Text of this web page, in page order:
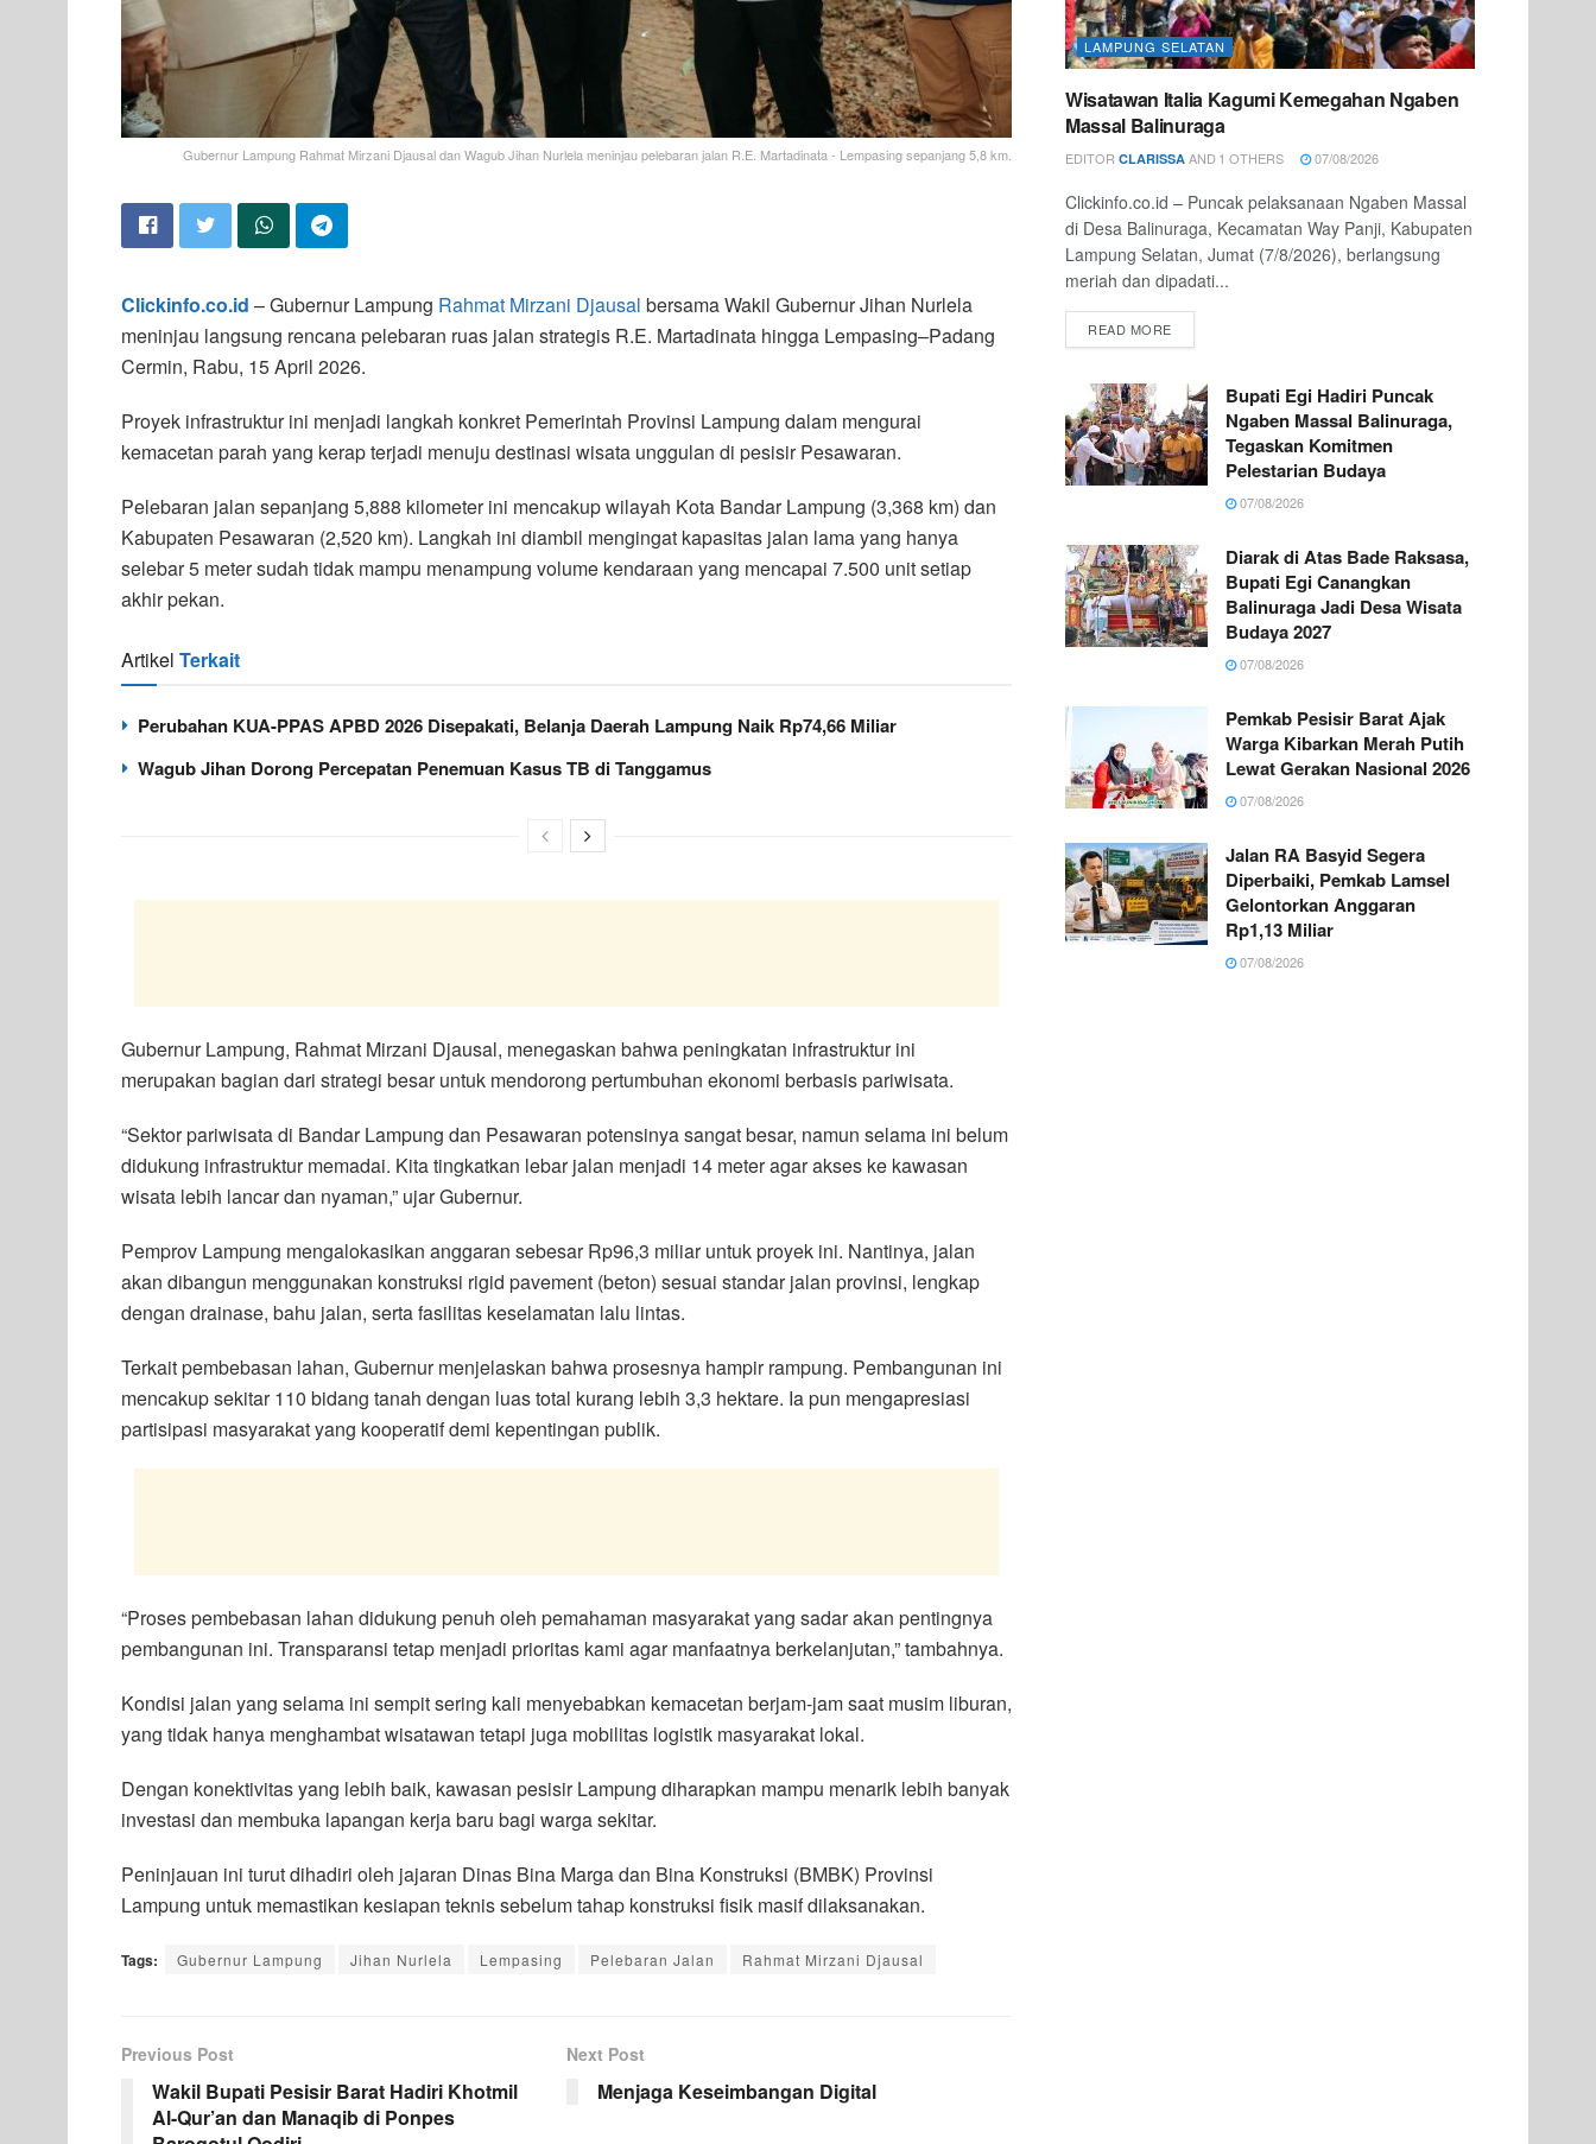
Gubernur Lampung Rahmat Mirzani Djausal dan Wagub Jihan Nurlela meninjau pelebaran jalan R.E. Martadinata - Lempasing sepanjang 5,8 km.
Clickinfo.co.id – Gubernur Lampung Rahmat Mirzani Djausal bersama Wakil Gubernur Jihan Nurlela
meninjau langsung rencana pelebaran ruas jalan strategis R.E. Martadinata hingga Lempasing–Padang
Cermin, Rabu, 15 April 2026.
Proyek infrastruktur ini menjadi langkah konkret Pemerintah Provinsi Lampung dalam mengurai
kemacetan parah yang kerap terjadi menuju destinasi wisata unggulan di pesisir Pesawaran.
Pelebaran jalan sepanjang 5,888 kilometer ini mencakup wilayah Kota Bandar Lampung (3,368 km) dan
Kabupaten Pesawaran (2,520 km). Langkah ini diambil mengingat kapasitas jalan lama yang hanya
selebar 5 meter sudah tidak mampu menampung volume kendaraan yang mencapai 7.500 unit setiap
akhir pekan.
Artikel Terkait
Perubahan KUA-PPAS APBD 2026 Disepakati, Belanja Daerah Lampung Naik Rp74,66 Miliar
Wagub Jihan Dorong Percepatan Penemuan Kasus TB di Tanggamus
Gubernur Lampung, Rahmat Mirzani Djausal, menegaskan bahwa peningkatan infrastruktur ini
merupakan bagian dari strategi besar untuk mendorong pertumbuhan ekonomi berbasis pariwisata.
“Sektor pariwisata di Bandar Lampung dan Pesawaran potensinya sangat besar, namun selama ini belum
didukung infrastruktur memadai. Kita tingkatkan lebar jalan menjadi 14 meter agar akses ke kawasan
wisata lebih lancar dan nyaman,” ujar Gubernur.
Pemprov Lampung mengalokasikan anggaran sebesar Rp96,3 miliar untuk proyek ini. Nantinya, jalan
akan dibangun menggunakan konstruksi rigid pavement (beton) sesuai standar jalan provinsi, lengkap
dengan drainase, bahu jalan, serta fasilitas keselamatan lalu lintas.
Terkait pembebasan lahan, Gubernur menjelaskan bahwa prosesnya hampir rampung. Pembangunan ini
mencakup sekitar 110 bidang tanah dengan luas total kurang lebih 3,3 hektare. Ia pun mengapresiasi
partisipasi masyarakat yang kooperatif demi kepentingan publik.
“Proses pembebasan lahan didukung penuh oleh pemahaman masyarakat yang sadar akan pentingnya
pembangunan ini. Transparansi tetap menjadi prioritas kami agar manfaatnya berkelanjutan,” tambahnya.
Kondisi jalan yang selama ini sempit sering kali menyebabkan kemacetan berjam-jam saat musim liburan,
yang tidak hanya menghambat wisatawan tetapi juga mobilitas logistik masyarakat lokal.
Dengan konektivitas yang lebih baik, kawasan pesisir Lampung diharapkan mampu menarik lebih banyak
investasi dan membuka lapangan kerja baru bagi warga sekitar.
Peninjauan ini turut dihadiri oleh jajaran Dinas Bina Marga dan Bina Konstruksi (BMBK) Provinsi
Lampung untuk memastikan kesiapan teknis sebelum tahap konstruksi fisik masif dilaksanakan.
Tags: Gubernur Lampung Jihan Nurlela Lempasing Pelebaran Jalan Rahmat Mirzani Djausal
Previous Post
Wakil Bupati Pesisir Barat Hadiri Khotmil
Al-Qur’an dan Manaqib di Ponpes
Next Post
Menjaga Keseimbangan Digital
LAMPUNG SELATAN
Wisatawan Italia Kagumi Kemegahan Ngaben
Massal Balinuraga
EDITOR CLARISSA AND 1 OTHERS 07/08/2026
Clickinfo.co.id – Puncak pelaksanaan Ngaben Massal
di Desa Balinuraga, Kecamatan Way Panji, Kabupaten
Lampung Selatan, Jumat (7/8/2026), berlangsung
meriah dan dipadati...
READ MORE
Bupati Egi Hadiri Puncak
Ngaben Massal Balinuraga,
Tegaskan Komitmen
Pelestarian Budaya
07/08/2026
Diarak di Atas Bade Raksasa,
Bupati Egi Canangkan
Balinuraga Jadi Desa Wisata
Budaya 2027
07/08/2026
Pemkab Pesisir Barat Ajak
Warga Kibarkan Merah Putih
Lewat Gerakan Nasional 2026
07/08/2026
Jalan RA Basyid Segera
Diperbaiki, Pemkab Lamsel
Gelontorkan Anggaran
Rp1,13 Miliar
07/08/2026